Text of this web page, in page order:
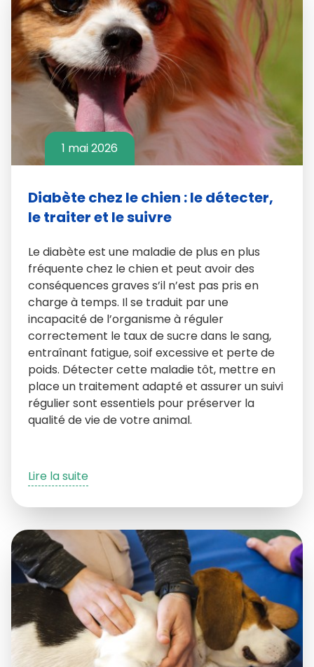
1 mai 2026
Diabète chez le chien : le détecter,
le traiter et le suivre
Le diabète est une maladie de plus en plus
fréquente chez le chien et peut avoir des
conséquences graves s’il n’est pas pris en
charge à temps. Il se traduit par une
incapacité de l’organisme à réguler
correctement le taux de sucre dans le sang,
entraînant fatigue, soif excessive et perte de
poids. Détecter cette maladie tôt, mettre en
place un traitement adapté et assurer un suivi
régulier sont essentiels pour préserver la
qualité de vie de votre animal.
Lire la suite